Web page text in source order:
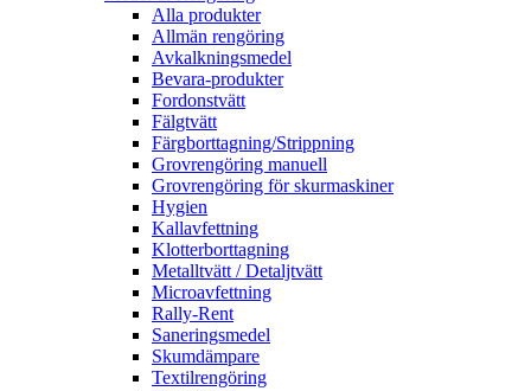
Alla produkter
Allmän rengöring
Avkalkningsmedel
Bevara-produkter
Fordonstvätt
Fälgtvätt
Färgborttagning/Strippning
Grovrengöring manuell
Grovrengöring för skurmaskiner
Hygien
Kallavfettning
Klotterborttagning
Metalltvätt / Detaljtvätt
Microavfettning
Rally-Rent
Saneringsmedel
Skumdämpare
Textilrengöring